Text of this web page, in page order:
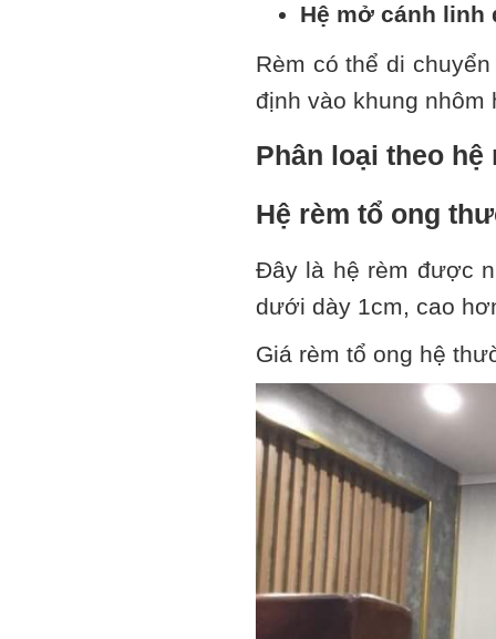
Hệ mở cánh linh
Rèm có thể di
định vào khung nhôm
Phân loại theo hệ
Hệ rèm tổ ong
Đây là hệ rèm được
dưới dày 1cm, cao
Giá rèm tổ ong hệ